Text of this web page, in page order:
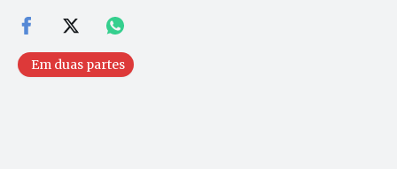
Em duas partes